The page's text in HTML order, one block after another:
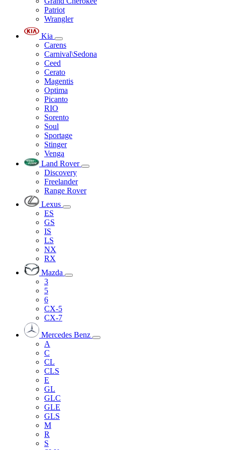
Patriot
Wrangler
Kia
Carens
Carnival\Sedona
Ceed
Cerato
Magentis
Optima
Picanto
RIO
Sorento
Soul
Sportage
Stinger
Venga
Land Rover
Discovery
Freelander
Range Rover
Lexus
ES
GS
IS
LS
NX
RX
Mazda
3
5
6
CX-5
CX-7
Mercedes Benz
A
C
CL
CLS
E
GL
GLC
GLE
GLS
M
R
S